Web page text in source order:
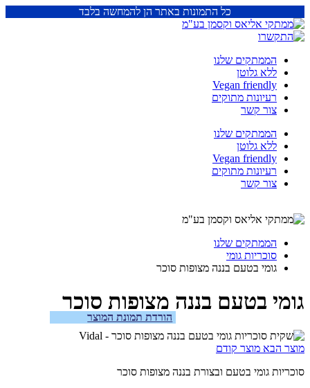
כל התמונות באתר הן להמחשה בלבד
הממתקים שלנו
ללא גלוטן
Vegan friendly
רעיונות מתוקים
צור קשר
הממתקים שלנו
ללא גלוטן
Vegan friendly
רעיונות מתוקים
צור קשר
הממתקים שלנו
סוכריות גומי
גומי בטעם בננה מצופות סוכר
גומי בטעם בננה מצופות סוכר
הורדת תמונת המוצר
מוצר הבא מוצר קודם
סוכריות גומי בטעם ובצורת בננה מצופות סוכר